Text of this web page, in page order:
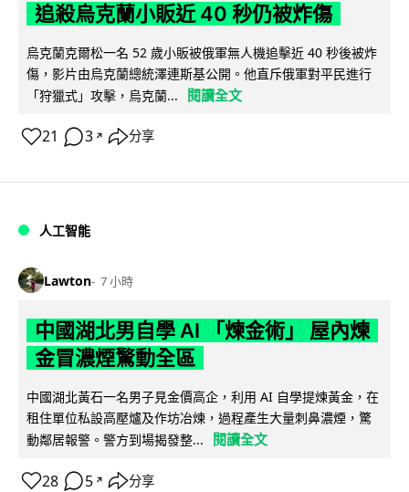
追殺烏克蘭小販近 40 秒仍被炸傷
烏克蘭克爾松一名 52 歲小販被俄軍無人機追擊近 40 秒後被炸
傷，影片由烏克蘭總統澤連斯基公開。他直斥俄軍對平民進行
「狩獵式」攻擊，烏克蘭...
閱讀全文
21 3 ↗ 分享
人工智能
Lawton 7 小時
中國湖北男自學 AI 「煉金術」 屋內煉
金冒濃煙驚動全區
中國湖北黃石一名男子見金價高企，利用 AI 自學提煉黃金，在
租住單位私設高壓爐及作坊冶煉，過程產生大量刺鼻濃煙，驚
動鄰居報警。警方到場揭發整...
閱讀全文
28 5 ↗ 分享